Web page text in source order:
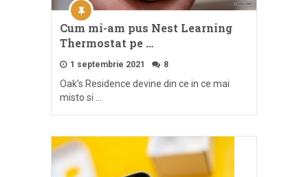
Cum mi-am pus Nest Learning
Thermostat pe …
1 septembrie 2021 8
Oak’s Residence devine din ce in ce mai
misto si …